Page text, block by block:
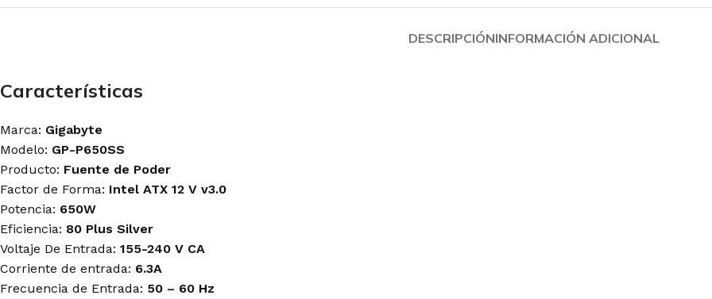
Logitech-G
Redragon
Logitech G
ENFRIAMIENTO
JOYSTICK
MAINBOARD'S
GAMER
Asus
Gigabyte
MSI
MONITORES
GAMER
Halion
Gigabyte
MSI
DESCRIPCIÓNINFORMACIÓN ADICIONAL
Características
Marca: Gigabyte
Modelo: GP-P650SS
Producto: Fuente de Poder
Factor de Forma: Intel ATX 12 V v3.0
Potencia: 650W
Eficiencia: 80 Plus Silver
Voltaje De Entrada: 155-240 V CA
Corriente de entrada: 6.3A
Frecuencia de Entrada: 50 – 60 Hz